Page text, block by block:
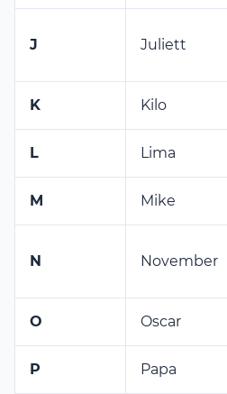
J Juliett
K Kilo
L Lima
M Mike
N November
O Oscar
P Papa